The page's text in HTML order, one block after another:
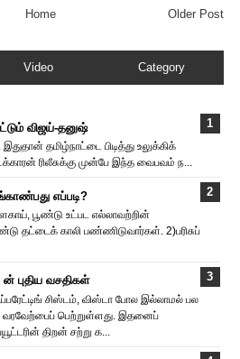
Older Post
Home
Video Category
விஜய்-தனுஷ்
தமிழ்நாட்டை பிடித்து உலுக்கிக்
ரிலீசுக்கு முன்பே இந்த வைபவம் ந...
எப்படி?
பூண்டு உட்பட எல்லாவற்றின்
தட்டைக் காலி பண்ணிடுவார்கள். 2)பரிசுப்
புதிய வசதிகள்
சிஸ்டம், விஸ்டா போல இல்லாமல் பல
வரவேற்பைப் பெற்றுள்ளது. இதனைப்
திறன் சற்று க...